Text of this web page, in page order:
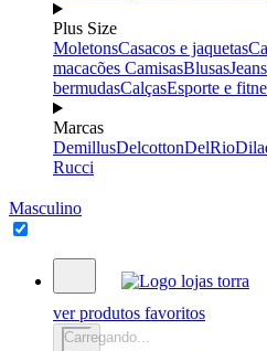
Plus Size
MoletonsCasacos e jaquetas
macacões CamisasBlusasJeans
bermudasCalçasEsporte e
Marcas
DemillusDelcottonDelRio
Rucci
Masculino
ver produtos favoritos
Carregando...